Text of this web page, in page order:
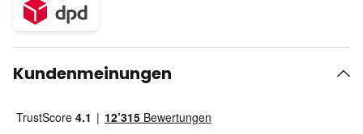
Kundenmeinungen